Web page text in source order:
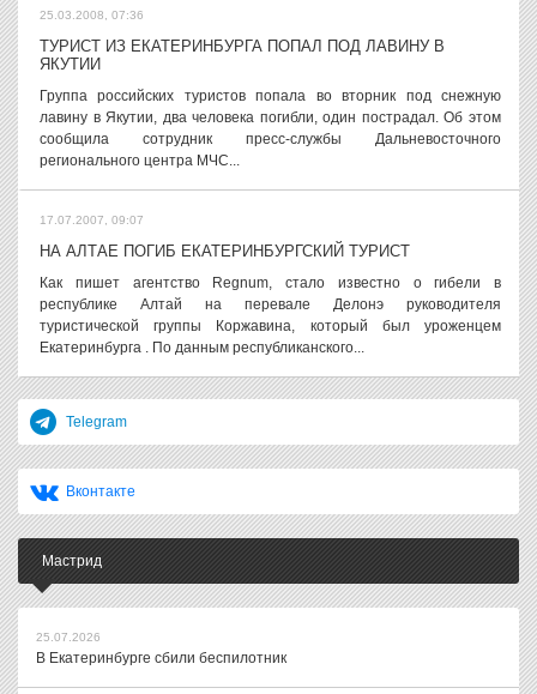
25.03.2008, 07:36
ТУРИСТ ИЗ ЕКАТЕРИНБУРГА ПОПАЛ ПОД ЛАВИНУ В
ЯКУТИИ
Группа российских туристов попала во вторник под снежную
лавину в Якутии, два человека погибли, один пострадал. Об этом
сообщила сотрудник пресс-службы Дальневосточного
регионального центра МЧС...
17.07.2007, 09:07
НА АЛТАЕ ПОГИБ ЕКАТЕРИНБУРГСКИЙ ТУРИСТ
Как пишет агентство Regnum, стало известно о гибели в
республике Алтай на перевале Делонэ руководителя
туристической группы Коржавина, который был уроженцем
Екатеринбурга . По данным республиканского...
Telegram
Вконтакте
Мастрид
25.07.2026
В Екатеринбурге сбили беспилотник